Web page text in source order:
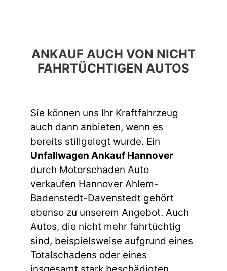
ANKAUF AUCH VON NICHT
FAHRTÜCHTIGEN AUTOS
Sie können uns Ihr Kraftfahrzeug
auch dann anbieten, wenn es
bereits stillgelegt wurde. Ein
Unfallwagen Ankauf Hannover
durch Motorschaden Auto
verkaufen Hannover Ahlem-
Badenstedt-Davenstedt gehört
ebenso zu unserem Angebot. Auch
Autos, die nicht mehr fahrtüchtig
sind, beispielsweise aufgrund eines
Totalschadens oder eines